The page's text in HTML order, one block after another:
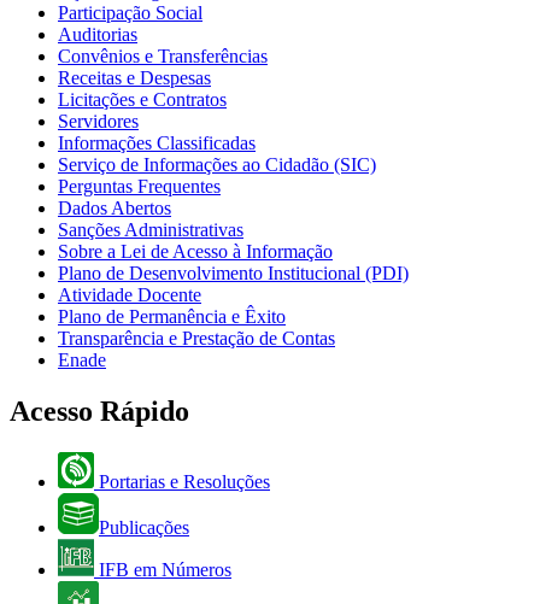
Participação Social
Auditorias
Convênios e Transferências
Receitas e Despesas
Licitações e Contratos
Servidores
Informações Classificadas
Serviço de Informações ao Cidadão (SIC)
Perguntas Frequentes
Dados Abertos
Sanções Administrativas
Sobre a Lei de Acesso à Informação
Plano de Desenvolvimento Institucional (PDI)
Atividade Docente
Plano de Permanência e Êxito
Transparência e Prestação de Contas
Enade
Acesso Rápido
Portarias e Resoluções
Publicações
IFB em Números